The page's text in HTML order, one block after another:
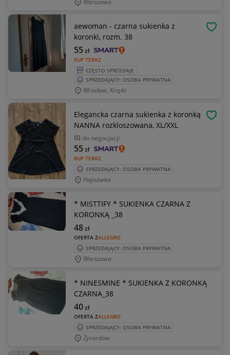
Warszawa
aewoman - czarna sukienka z
koronki, rozm. 38
KUP TERAZ
55zł
CZĘSTO SPRZEDAJE
SPRZEDAJĄCY: OSOBA PRYWATNA
Wrocław, Krzyki
Elegancka czarna sukienka z koronką
NANNA rozkloszowana, XL/XXL
do negocjacji
KUP TERAZ
55zł
SPRZEDAJĄCY: OSOBA PRYWATNA
Hajnówka
* MISTTIFY * SUKIENKA CZARNA Z
KORONKĄ _38
OFERTA ZALLEGRO
48zł
SPRZEDAJĄCY: OSOBA PRYWATNA
Warszawa
* NINESMINE * SUKIENKA Z KORONKĄ
CZARNA_38
OFERTA ZALLEGRO
40zł
SPRZEDAJĄCY: OSOBA PRYWATNA
Żyrardów